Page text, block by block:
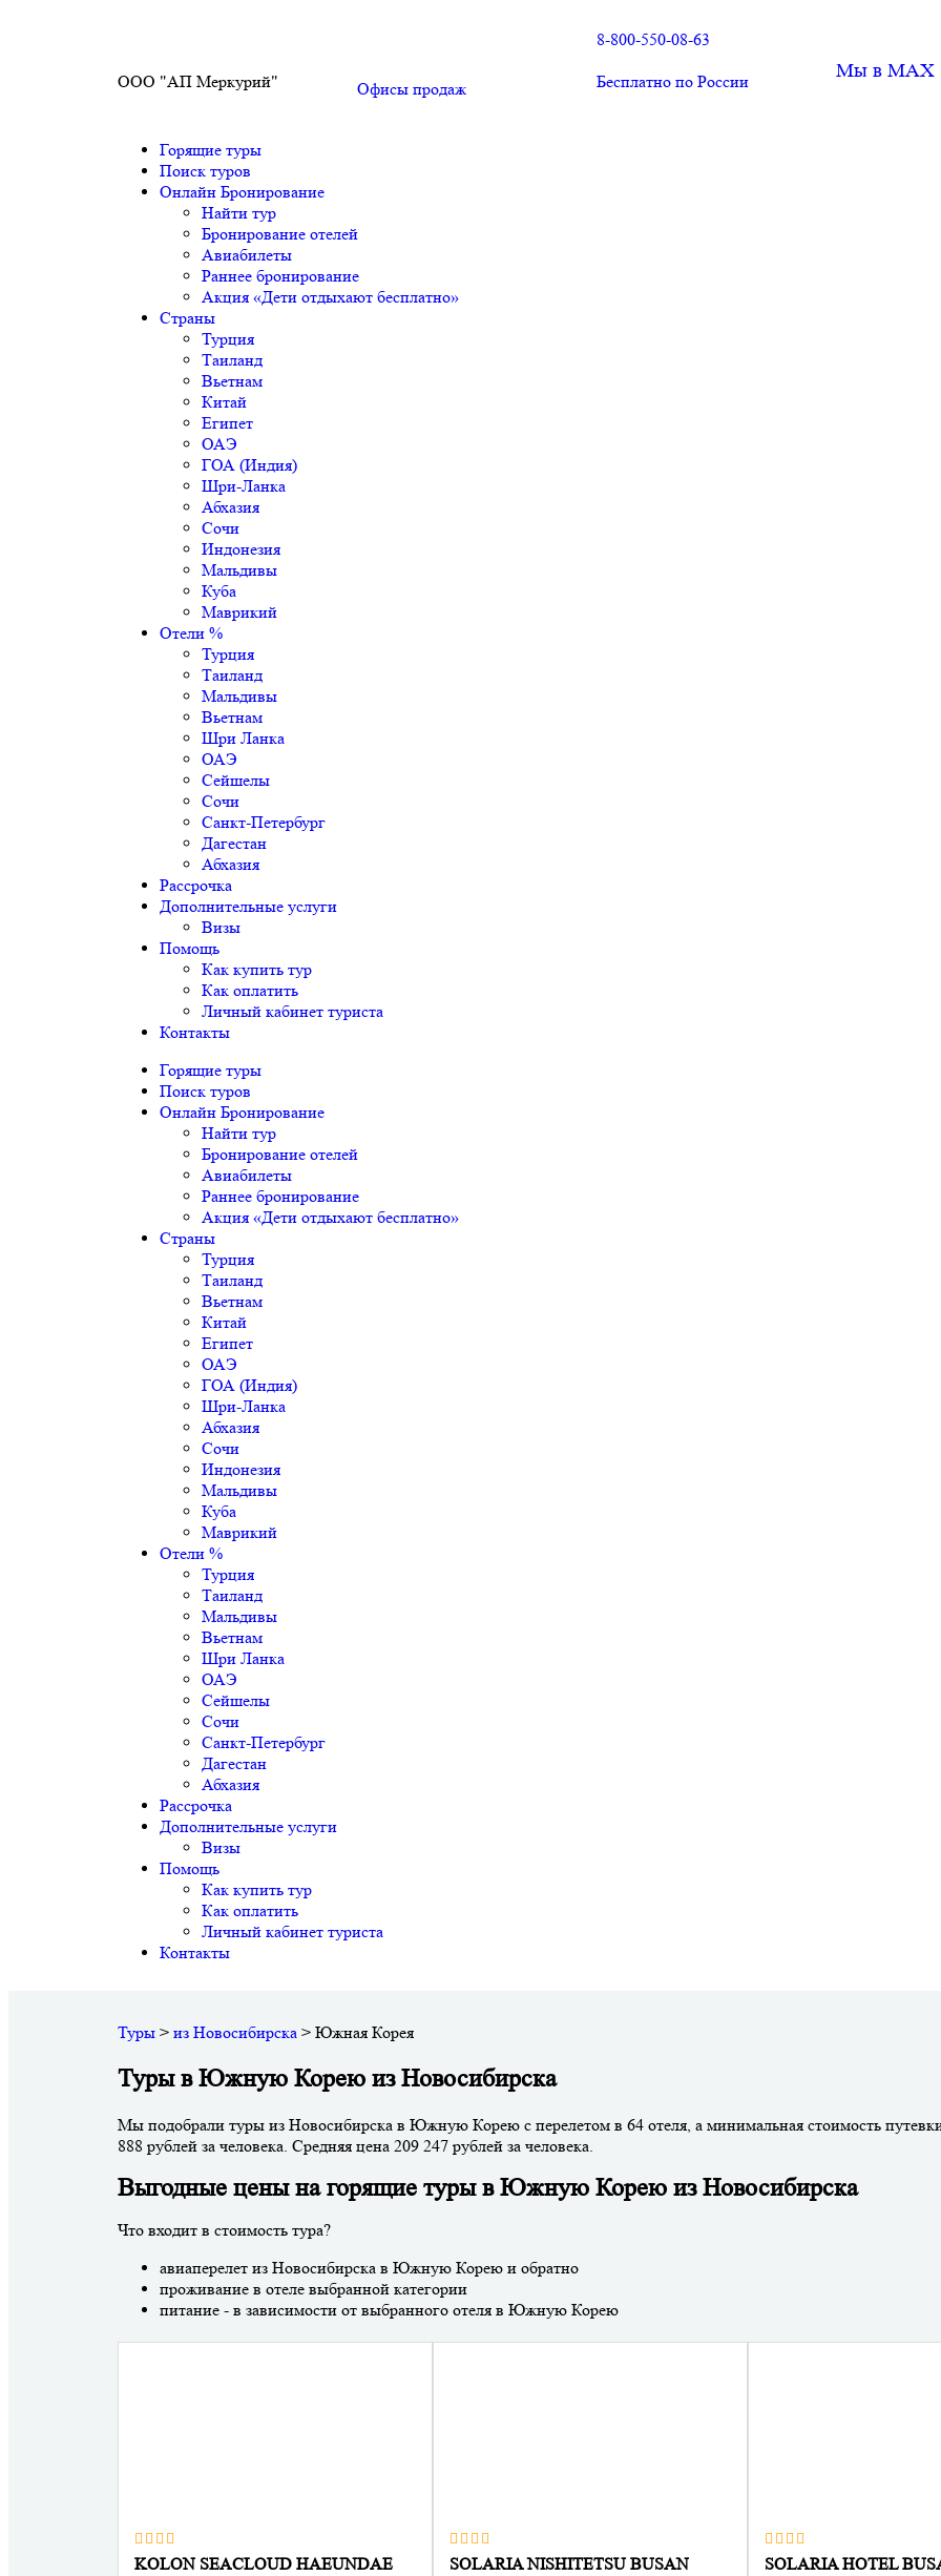
ООО "АП Меркурий" Офисы продаж
8-800-550-08-63
Бесплатно по России Мы в MAX
Горящие туры
Поиск туров
Онлайн Бронирование
Найти тур
Бронирование отелей
Авиабилеты
Раннее бронирование
Акция «Дети отдыхают бесплатно»
Страны
Турция
Таиланд
Вьетнам
Китай
Египет
ОАЭ
ГОА (Индия)
Шри-Ланка
Абхазия
Сочи
Индонезия
Мальдивы
Куба
Маврикий
Отели %
Турция
Таиланд
Мальдивы
Вьетнам
Шри Ланка
ОАЭ
Сейшелы
Сочи
Санкт-Петербург
Дагестан
Абхазия
Рассрочка
Дополнительные услуги
Визы
Помощь
Как купить тур
Как оплатить
Личный кабинет туриста
Контакты
Горящие туры
Поиск туров
Онлайн Бронирование
Найти тур
Бронирование отелей
Авиабилеты
Раннее бронирование
Акция «Дети отдыхают бесплатно»
Страны
Турция
Таиланд
Вьетнам
Китай
Египет
ОАЭ
ГОА (Индия)
Шри-Ланка
Абхазия
Сочи
Индонезия
Мальдивы
Куба
Маврикий
Отели %
Турция
Таиланд
Мальдивы
Вьетнам
Шри Ланка
ОАЭ
Сейшелы
Сочи
Санкт-Петербург
Дагестан
Абхазия
Рассрочка
Дополнительные услуги
Визы
Помощь
Как купить тур
Как оплатить
Личный кабинет туриста
Контакты
Туры > из Новосибирска > Южная Корея
Туры в Южную Корею из Новосибирска
Мы подобрали туры из Новосибирска в Южную Корею с перелетом в 64 отеля, а минимальная стоимость
888 рублей за человека. Средняя цена 209 247 рублей за человека.
Выгодные цены на горящие туры в Южную Корею из Новосибирска
Что входит в стоимость тура?
авиаперелет из Новосибирска в Южную Корею и обратно
проживание в отеле выбранной категории
питание - в зависимости от выбранного отеля в Южную Корею
KOLON SEACLOUD HAEUNDAE SOLARIA NISHITETSU BUSAN SOLARIA HOTEL